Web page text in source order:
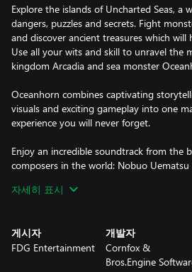
Explore the islands of Uncharted Seas, a
dangers, puzzles and secrets. Fight
and discover ancient treasures which
Use all your wits and skill to unravel the
kingdom Arcadia and sea monster
Oceanhorn combines captivating
visuals and exciting gameplay into one
experience you will never forget.
Enjoy an incredible soundtrack from the
composers in the world: Nobuo Uematsu
FEATURE OVERVIEW:
- Full HD, 1080p, 60 FPS
자세히 표시
게시자
FDG Entertainment
개발자
Cornfox &
Bros.Engine